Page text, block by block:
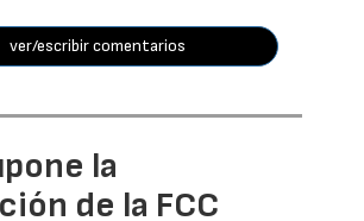
ver/escribir comentarios
la
de la FCC